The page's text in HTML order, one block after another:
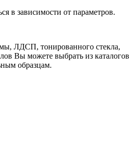
в зависимости от параметров.
ЛДСП, тонированного стекла,
Вы можете выбрать из каталогов
образцам.